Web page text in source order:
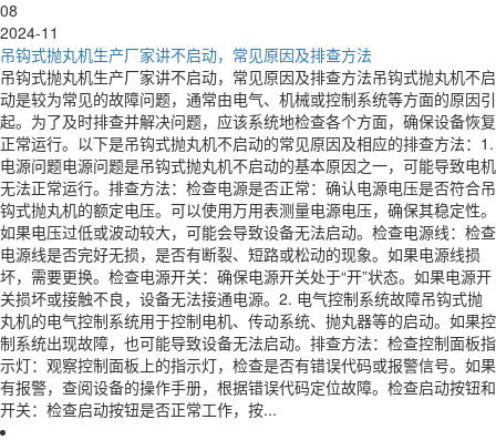
08
2024-11
吊钩式抛丸机生产厂家讲不启动，常见原因及排查方法
吊钩式抛丸机生产厂家讲不启动，常见原因及排查方法吊钩式抛丸机不启
动是较为常见的故障问题，通常由电气、机械或控制系统等方面的原因引
起。为了及时排查并解决问题，应该系统地检查各个方面，确保设备恢复
正常运行。以下是吊钩式抛丸机不启动的常见原因及相应的排查方法：1.
电源问题电源问题是吊钩式抛丸机不启动的基本原因之一，可能导致电机
无法正常运行。排查方法：检查电源是否正常：确认电源电压是否符合吊
钩式抛丸机的额定电压。可以使用万用表测量电源电压，确保其稳定性。
如果电压过低或波动较大，可能会导致设备无法启动。检查电源线：检查
电源线是否完好无损，是否有断裂、短路或松动的现象。如果电源线损
坏，需要更换。检查电源开关：确保电源开关处于“开”状态。如果电源开
关损坏或接触不良，设备无法接通电源。2. 电气控制系统故障吊钩式抛
丸机的电气控制系统用于控制电机、传动系统、抛丸器等的启动。如果控
制系统出现故障，也可能导致设备无法启动。排查方法：检查控制面板指
示灯：观察控制面板上的指示灯，检查是否有错误代码或报警信号。如果
有报警，查阅设备的操作手册，根据错误代码定位故障。检查启动按钮和
开关：检查启动按钮是否正常工作，按...